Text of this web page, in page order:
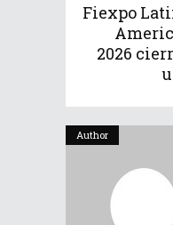
Fiexpo
2026
Author